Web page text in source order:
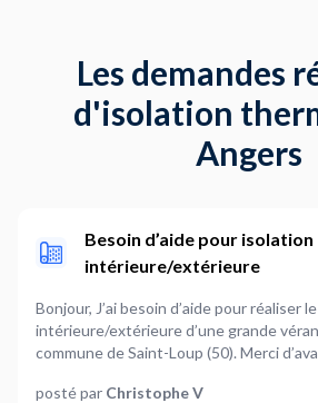
Les demandes
d'isolation
Angers
Besoin d’aide pour isolation
intérieure/extérieure
Bonjour, J’ai besoin d’aide pour réaliser le isolation
intérieure/extérieure d’une grande
commune de Saint-Loup (50). Merci d’avance pour votre aide
posté par Christophe V